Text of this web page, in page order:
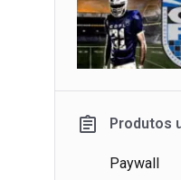
Produtos
Paywall